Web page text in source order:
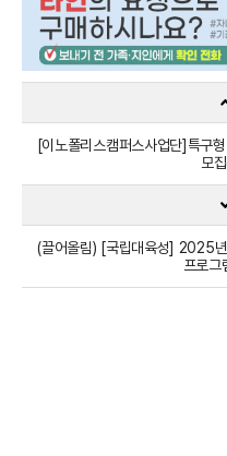
[이노폴리스캠퍼스사업단]특구
모
(끌어올림) [국립대육성] 2025
프로그